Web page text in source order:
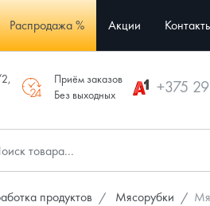
Распродажа % Акции
Приём заказов
Без выходных
+375 29
продуктов Мясорубки